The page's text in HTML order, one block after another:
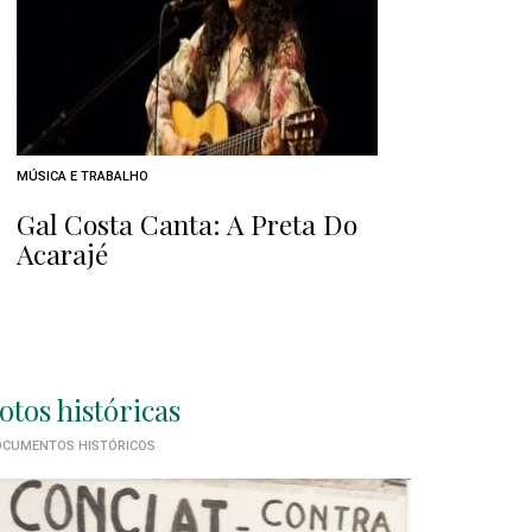
MÚSICA E TRABALHO
Gal Costa Canta: A Preta Do
Acarajé
históricas
HISTÓRICOS